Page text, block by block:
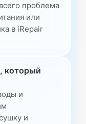
проблема
или
в iRepair
который
и
и